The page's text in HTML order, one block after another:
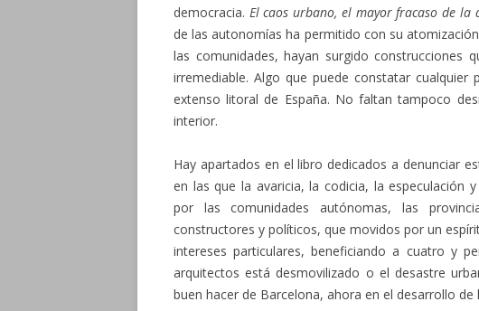
democracia. El caos urbano, el mayor fracaso de la
de las autonomías ha permitido con su
las comunidades, hayan surgido construcciones
irremediable. Algo que puede constatar
extenso litoral de España. No faltan tampoco
interior.
Hay apartados en el libro dedicados a denunciar
en las que la avaricia, la codicia, la especulación
por las comunidades autónomas, las
constructores y políticos, que movidos por un
intereses particulares, beneficiando a cuatro y
arquitectos está desmovilizado o el desastre
buen hacer de Barcelona, ahora en el desarrollo de